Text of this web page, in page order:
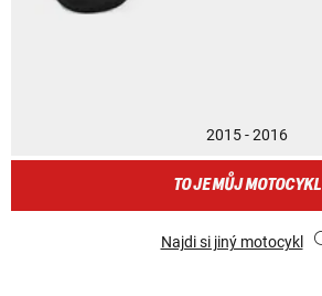
2015 - 2016
TO JE MŮJ MOTOCYKL
Najdi si jiný motocykl